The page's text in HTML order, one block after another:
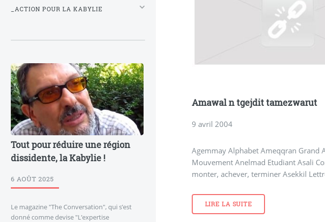
Amawal n tgejdit tamezwarut
9 avril 2004
Agemmay Alphabet Ameqqran Grand
Mouvement Anelmad Etudiant Asali
monter, achever, terminer Asekkil
LIRE LA SUITE
_ACTION POUR LA KABYLIE
Tout pour réduire une région
dissidente, la Kabylie !
6 AOÛT 2025
Le magazine "The Conversation", qui s’est
donné comme devise "L’expertise